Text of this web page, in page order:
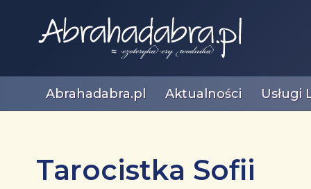
Abrahadabra.pl Aktualności Usługi
Tarocistka Sofii